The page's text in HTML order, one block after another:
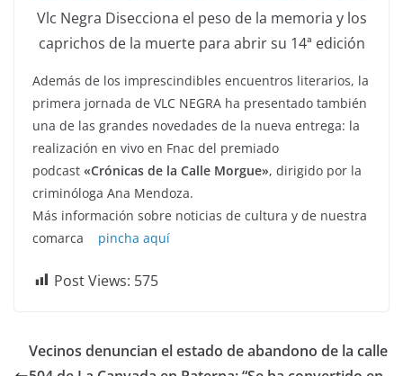
Vlc Negra Disecciona el peso de la memoria y los
caprichos de la muerte para abrir su 14ª edición
Además de los imprescindibles encuentros literarios, la
primera jornada de VLC NEGRA ha presentado también
una de las grandes novedades de la nueva entrega: la
realización en vivo en Fnac del premiado
podcast «Crónicas de la Calle Morgue», dirigido por la
criminóloga Ana Mendoza.
Más información sobre noticias de cultura y de nuestra
comarca
pincha aquí
Post Views: 575
Vecinos denuncian el estado de abandono de la calle